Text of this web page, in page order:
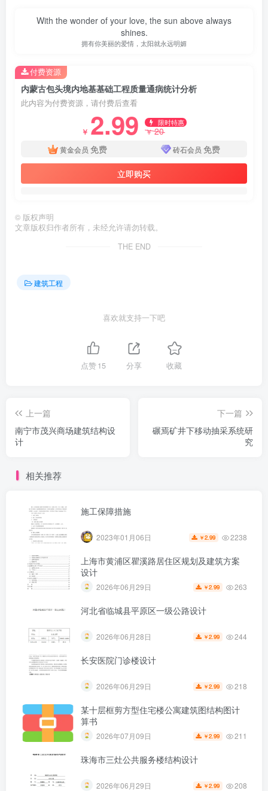
第3页 / 共19页
With the wonder of your love, the sun above always
shines.
拥有你美丽的爱情，太阳就永远明媚
内蒙古包头境内地基基础工程质量通病统计分析
此内容为付费资源，请付费后查看
￥ 2.99 限时特惠
￥20
黄金会员 免费 砖石会员 免费
立即购买
付费资源
© 版权声明
文章版权归作者所有，未经允许请勿转载。
THE END
建筑工程
喜欢就支持一下吧
点赞15 分享 收藏
上一篇
南宁市茂兴商场建筑结构设
计
下一篇
碾焉矿井下移动抽采系统研
究
相关推荐
施工保障措施
2023年01月06日 ￥2.99 2238
上海市黄浦区瞿溪路居住区规划及建筑方案
设计
2026年06月29日 ￥2.99 263
河北省临城县平原区一级公路设计
2026年06月28日 ￥2.99 244
长安医院门诊楼设计
2026年06月29日 ￥2.99 218
某十层框剪方型住宅楼公寓建筑图结构图计
算书
2026年07月09日 ￥2.99 211
珠海市三灶公共服务楼结构设计
2026年06月29日 ￥2.99 208